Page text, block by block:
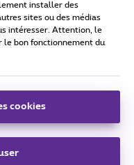
Bruxelles.
installer des
sites ou des médias
intéresser. Attention, le
le bon fonctionnement du
cookies